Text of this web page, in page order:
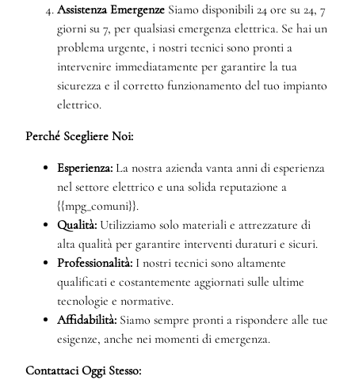
Assistenza Emergenze Siamo disponibili 24 ore su 24, 7
giorni su 7, per qualsiasi emergenza elettrica. Se hai un
problema urgente, i nostri tecnici sono pronti a
intervenire immediatamente per garantire la tua
sicurezza e il corretto funzionamento del tuo impianto
elettrico.
Perché Scegliere Noi:
Esperienza: La nostra azienda vanta anni di esperienza
nel settore elettrico e una solida reputazione a
{{mpg_comuni}}.
Qualità: Utilizziamo solo materiali e attrezzature di
alta qualità per garantire interventi duraturi e sicuri.
Professionalità: I nostri tecnici sono altamente
qualificati e costantemente aggiornati sulle ultime
tecnologie e normative.
Affidabilità: Siamo sempre pronti a rispondere alle tue
esigenze, anche nei momenti di emergenza.
Contattaci Oggi Stesso: